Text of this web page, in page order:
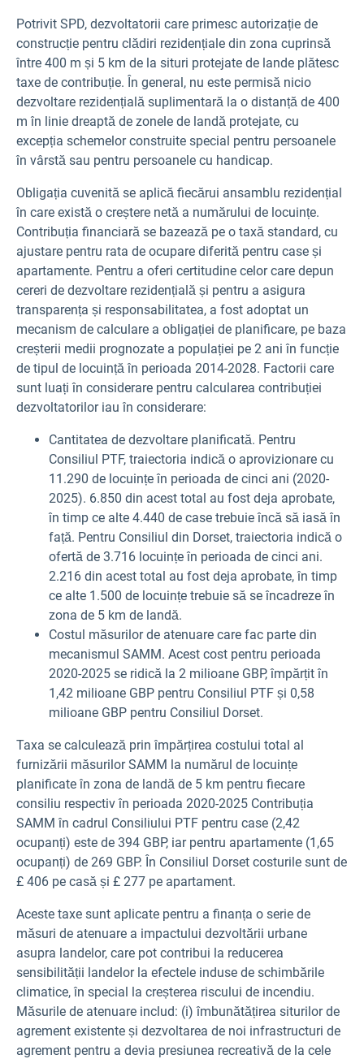
Potrivit SPD, dezvoltatorii care primesc autorizație de
construcție pentru clădiri rezidențiale din zona cuprinsă
între 400 m și 5 km de la situri protejate de lande plătesc
taxe de contribuție. În general, nu este permisă nicio
dezvoltare rezidențială suplimentară la o distanță de 400
m în linie dreaptă de zonele de landă protejate, cu
excepția schemelor construite special pentru persoanele
în vârstă sau pentru persoanele cu handicap.
Obligația cuvenită se aplică fiecărui ansamblu rezidențial
în care există o creștere netă a numărului de locuințe.
Contribuția financiară se bazează pe o taxă standard, cu
ajustare pentru rata de ocupare diferită pentru case și
apartamente. Pentru a oferi certitudine celor care depun
cereri de dezvoltare rezidențială și pentru a asigura
transparența și responsabilitatea, a fost adoptat un
mecanism de calculare a obligației de planificare, pe baza
creșterii medii prognozate a populației pe 2 ani în funcție
de tipul de locuință în perioada 2014-2028. Factorii care
sunt luați în considerare pentru calcularea contribuției
dezvoltatorilor iau în considerare:
Cantitatea de dezvoltare planificată. Pentru
Consiliul PTF, traiectoria indică o aprovizionare cu
11.290 de locuințe în perioada de cinci ani (2020-
2025). 6.850 din acest total au fost deja aprobate,
în timp ce alte 4.440 de case trebuie încă să iasă în
față. Pentru Consiliul din Dorset, traiectoria indică o
ofertă de 3.716 locuințe în perioada de cinci ani.
2.216 din acest total au fost deja aprobate, în timp
ce alte 1.500 de locuințe trebuie să se încadreze în
zona de 5 km de landă.
Costul măsurilor de atenuare care fac parte din
mecanismul SAMM. Acest cost pentru perioada
2020-2025 se ridică la 2 milioane GBP, împărțit în
1,42 milioane GBP pentru Consiliul PTF și 0,58
milioane GBP pentru Consiliul Dorset.
Taxa se calculează prin împărțirea costului total al
furnizării măsurilor SAMM la numărul de locuințe
planificate în zona de landă de 5 km pentru fiecare
consiliu respectiv în perioada 2020-2025 Contribuția
SAMM în cadrul Consiliului PTF pentru case (2,42
ocupanți) este de 394 GBP, iar pentru apartamente (1,65
ocupanți) de 269 GBP. În Consiliul Dorset costurile sunt de
£ 406 pe casă și £ 277 pe apartament.
Aceste taxe sunt aplicate pentru a finanța o serie de
măsuri de atenuare a impactului dezvoltării urbane
asupra landelor, care pot contribui la reducerea
sensibilității landelor la efectele induse de schimbările
climatice, în special la creșterea riscului de incendiu.
Măsurile de atenuare includ: (i) îmbunătățirea siturilor de
agrement existente și dezvoltarea de noi infrastructuri de
agrement pentru a devia presiunea recreativă de la cele